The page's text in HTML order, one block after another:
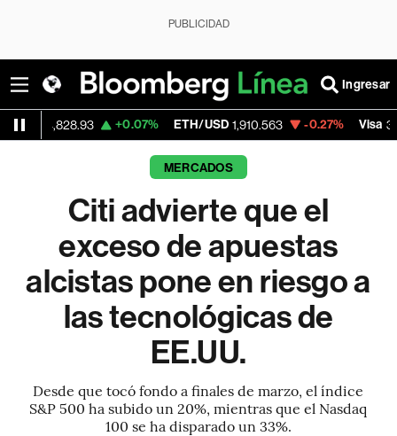
PUBLICIDAD
Ingresar
+0.07% ETH/USD 1,910.563 -0.27% Visa 368.54 -
MERCADOS
Citi advierte que el
exceso de apuestas
alcistas pone en riesgo a
las tecnológicas de
EE.UU.
Desde que tocó fondo a finales de marzo, el índice
S&P 500 ha subido un 20%, mientras que el Nasdaq
100 se ha disparado un 33%.